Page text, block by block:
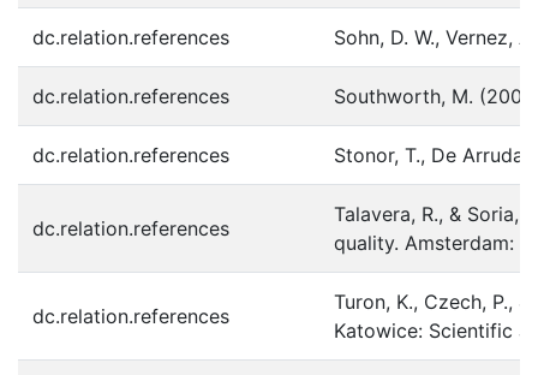
dc.relation.references Sohn, D. W., Vernez,
dc.relation.references Southworth, M.
dc.relation.references Stonor, T., De
dc.relation.references
Talavera, R., & Soria,
quality. Amsterdam:
dc.relation.references
Turon, K., Czech, P.,
Katowice: Scientific